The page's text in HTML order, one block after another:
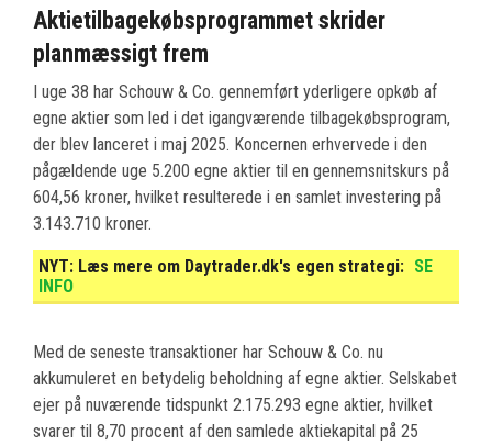
Aktietilbagekøbsprogrammet skrider
planmæssigt frem
I uge 38 har Schouw & Co. gennemført yderligere opkøb af
egne aktier som led i det igangværende tilbagekøbsprogram,
der blev lanceret i maj 2025. Koncernen erhvervede i den
pågældende uge 5.200 egne aktier til en gennemsnitskurs på
604,56 kroner, hvilket resulterede i en samlet investering på
3.143.710 kroner.
NYT: Læs mere om Daytrader.dk's egen strategi: SE
INFO
Med de seneste transaktioner har Schouw & Co. nu
akkumuleret en betydelig beholdning af egne aktier. Selskabet
ejer på nuværende tidspunkt 2.175.293 egne aktier, hvilket
svarer til 8,70 procent af den samlede aktiekapital på 25